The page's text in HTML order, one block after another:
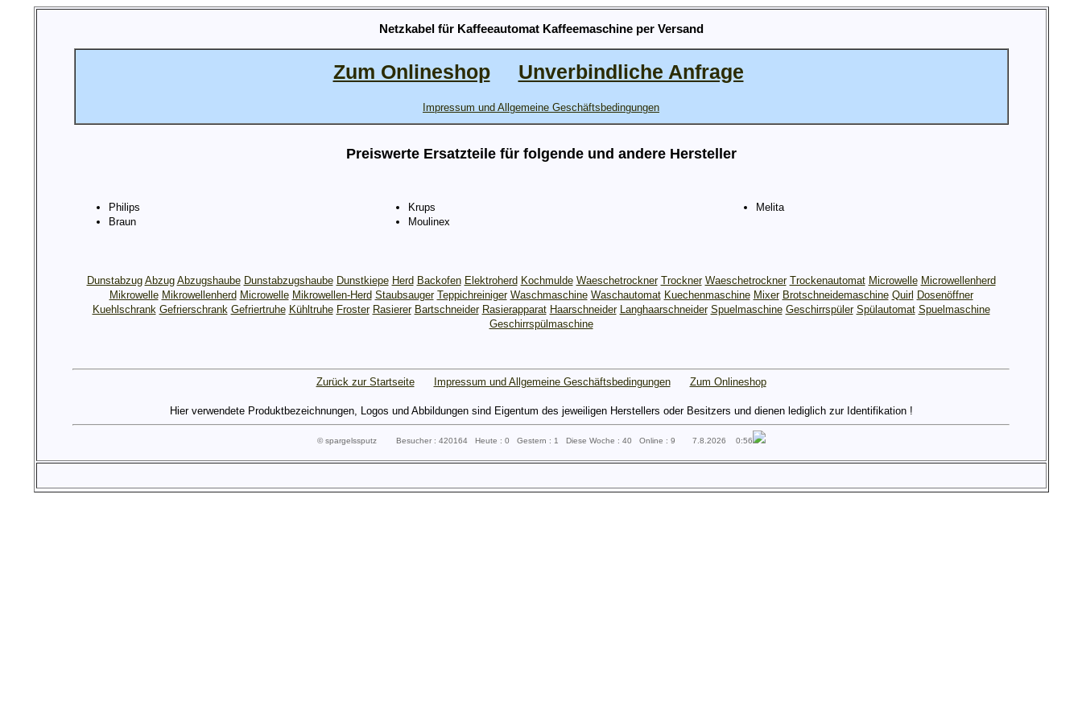
Netzkabel für Kaffeeautomat Kaffeemaschine per Versand
Zum Onlineshop Unverbindliche Anfrage
Impressum und Allgemeine Geschäftsbedingungen
Preiswerte Ersatzteile für folgende und andere Hersteller
Philips
Braun
Krups
Moulinex
Melita
Dunstabzug Abzug Abzugshaube Dunstabzugshaube Dunstkiepe Herd Backofen Elektroherd Kochmulde Waeschetrockner Trockner Waeschetrockner Trockenautomat Microwelle Microwellenherd
Mikrowelle Mikrowellenherd Microwelle Mikrowellen-Herd Staubsauger Teppichreiniger Waschmaschine Waschautomat Kuechenmaschine Mixer Brotschneidemaschine Quirl Dosenöffner
Kuehlschrank Gefrierschrank Gefriertruhe Kühltruhe Froster Rasierer Bartschneider Rasierapparat Haarschneider Langhaarschneider Spuelmaschine Geschirrspüler Spülautomat Spuelmaschine
Geschirrspülmaschine
Zurück zur Startseite Impressum und Allgemeine Geschäftsbedingungen Zum Onlineshop
Hier verwendete Produktbezeichnungen, Logos und Abbildungen sind Eigentum des jeweiligen Herstellers oder Besitzers und dienen lediglich zur Identifikation !
© spargelssputz Besucher : 420164 Heute : 0 Gestern : 1 Diese Woche : 40 Online : 9 7.8.2026 0:56